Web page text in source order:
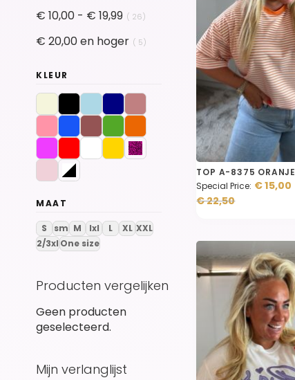
TOP A-8375 ORANJE
Special Price € 15,00
€ 22,50
€ 10,00 - € 19,99 26product
€ 20,00en hoger 5product
KLEUR
MAAT
S sm M lxl L XL XXL
2/3xl One size
Producten vergelijken
Geen producten
geselecteerd.
Mijn verlanglijst